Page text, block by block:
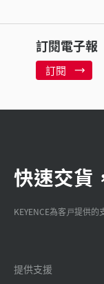
訂閱電子報
訂閱
快速交貨
KEYENCE為客戸提供
提供支援